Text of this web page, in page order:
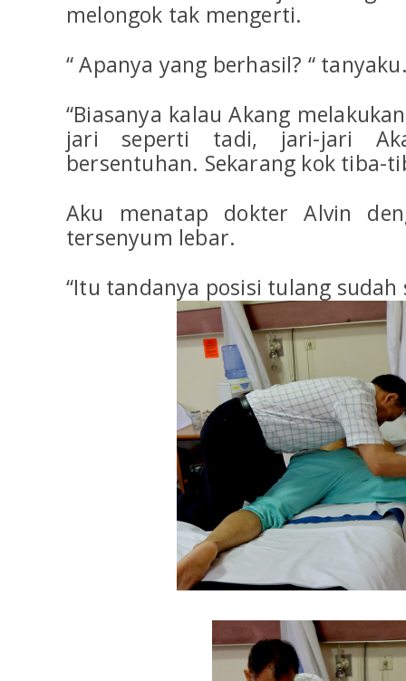
melongok tak mengerti.
“ Apanya yang berhasil? “
“Biasanya kalau Akang
jari seperti tadi, jari-jari
bersentuhan. Sekarang kok tiba-
Aku menatap dokter Alvin
tersenyum lebar.
“Itu tandanya posisi tulang sudah